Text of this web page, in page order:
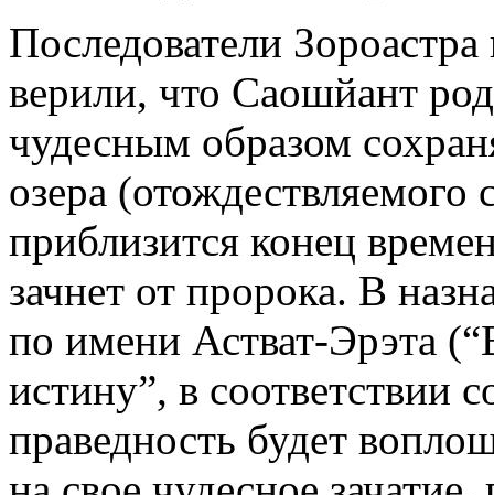
Последователи
верили, что Саошйант
чудесным образом
озера
приблизится конец
зачнет от пророка. В
по имени Астват-Эрэта
истину”, в соответствии
праведность будет